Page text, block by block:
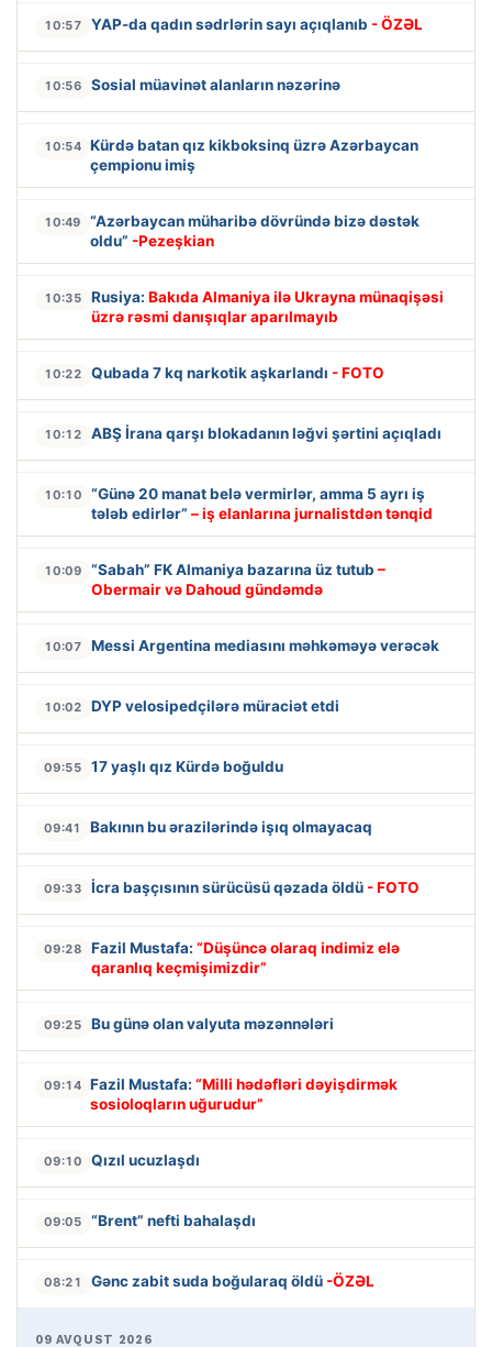
10:57 YAP-da qadın sədrlərin sayı açıqlanıb - ÖZƏL
10:56 Sosial müavinət alanların nəzərinə
10:54 Kürdə batan qız kikboksinq üzrə Azərbaycan
çempionu imiş
10:49
“Azərbaycan müharibə dövründə bizə dəstək
oldu” -Pezeşkian
10:35 Rusiya: Bakıda Almaniya ilə Ukrayna münaqişəsi
üzrə rəsmi danışıqlar aparılmayıb
10:22 Qubada 7 kq narkotik aşkarlandı - FOTO
10:12 ABŞ İrana qarşı blokadanın ləğvi şərtini açıqladı
10:10
“Günə 20 manat belə vermirlər, amma 5 ayrı iş
tələb edirlər” – iş elanlarına jurnalistdən tənqid
10:09 “Sabah” FK Almaniya bazarına üz tutub –
Obermair və Dahoud gündəmdə
10:07 Messi Argentina mediasını məhkəməyə verəcək
10:02 DYP velosipedçilərə müraciət etdi
09:55 17 yaşlı qız Kürdə boğuldu
09:41 Bakının bu ərazilərində işıq olmayacaq
09:33 İcra başçısının sürücüsü qəzada öldü - FOTO
09:28 Fazil Mustafa: “Düşüncə olaraq indimiz elə
qaranlıq keçmişimizdir”
09:25 Bu günə olan valyuta məzənnələri
09:14 Fazil Mustafa: “Milli hədəfləri dəyişdirmək
sosioloqların uğurudur”
09:10 Qızıl ucuzlaşdı
09:05 “Brent” nefti bahalaşdı
08:21 Gənc zabit suda boğularaq öldü -ÖZƏL
09 AVQUST 2026